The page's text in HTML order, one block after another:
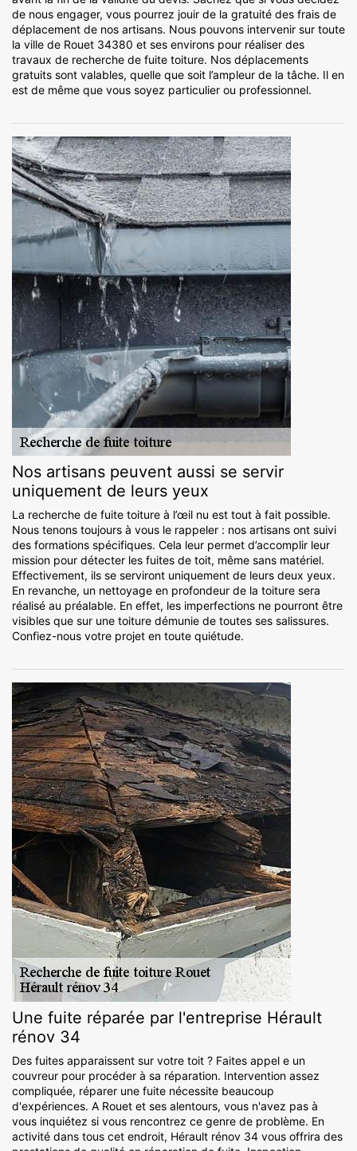
de nous engager, vous pourrez jouir de la gratuité des frais de
déplacement de nos artisans. Nous pouvons intervenir sur toute
la ville de Rouet 34380 et ses environs pour réaliser des
travaux de recherche de fuite toiture. Nos déplacements
gratuits sont valables, quelle que soit l’ampleur de la tâche. Il en
est de même que vous soyez particulier ou professionnel.
Nos artisans peuvent aussi se servir
uniquement de leurs yeux
La recherche de fuite toiture à l’œil nu est tout à fait possible.
Nous tenons toujours à vous le rappeler : nos artisans ont suivi
des formations spécifiques. Cela leur permet d’accomplir leur
mission pour détecter les fuites de toit, même sans matériel.
Effectivement, ils se serviront uniquement de leurs deux yeux.
En revanche, un nettoyage en profondeur de la toiture sera
réalisé au préalable. En effet, les imperfections ne pourront être
visibles que sur une toiture démunie de toutes ses salissures.
Confiez-nous votre projet en toute quiétude.
Une fuite réparée par l'entreprise Hérault
rénov 34
Des fuites apparaissent sur votre toit ? Faites appel e un
couvreur pour procéder à sa réparation. Intervention assez
compliquée, réparer une fuite nécessite beaucoup
d'expériences. A Rouet et ses alentours, vous n'avez pas à
vous inquiétez si vous rencontrez ce genre de problème. En
activité dans tous cet endroit, Hérault rénov 34 vous offrira des